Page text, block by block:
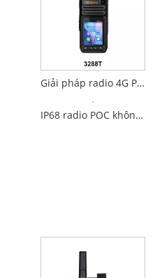
Giải pháp radio 4G POC
IP68 radio POC không thấm nước IP68